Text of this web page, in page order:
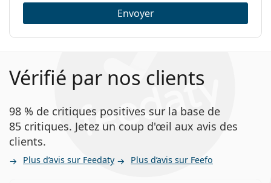
(2 heures), la solution deviendra vert clair et les
lentilles seront désinfectées, propres, neutralisées et
prêtes à l'emploi.
lentilles,
Après avoir retiré les lentilles, vider le boîtier et le et
Ever Clean Plus remplace la solution Ever Clean. Sa
composition améliorée permet d'éliminer encore plus
efficacement les lipides à la surface des lentilles de
contact.
Envoyer
Vérifié par nos clients
98 % de critiques positives sur la base de
85 critiques. Jetez un coup d'œil aux avis des
clients.
Plus d’avis sur Feedaty Plus d’avis sur Feefo